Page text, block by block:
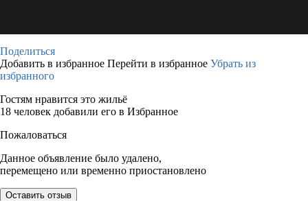
Поделиться
Добавить в избранное Перейти в избранное Убрать из
избранного
Гостям нравится это жильё
18 человек добавили его в Избранное
Пожаловаться
Данное объявление было удалено,
перемещено или временно приостановлено
Оставить отзыв